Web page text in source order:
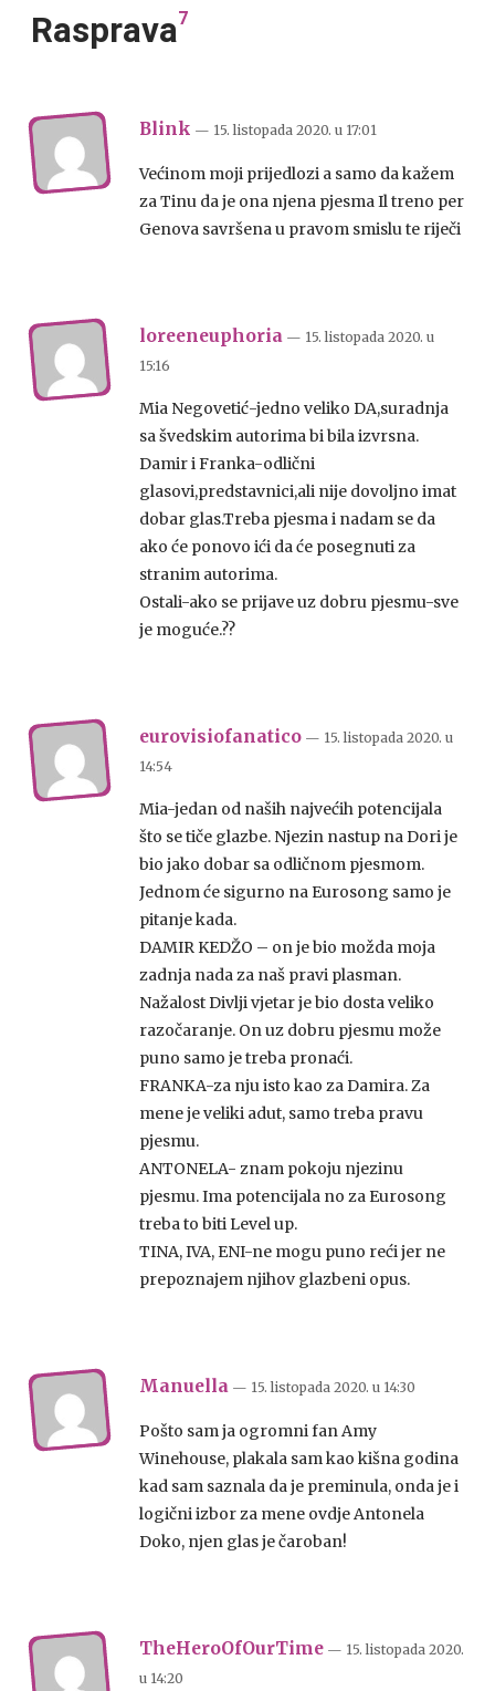
Rasprava7
Blink — 15. listopada 2020. u 17:01
Većinom moji prijedlozi a samo da kažem
za Tinu da je ona njena pjesma Il treno per
Genova savršena u pravom smislu te riječi
loreeneuphoria — 15. listopada 2020. u
15:16
Mia Negovetić-jedno veliko DA,suradnja
sa švedskim autorima bi bila izvrsna.
Damir i Franka-odlični
glasovi,predstavnici,ali nije dovoljno imat
dobar glas.Treba pjesma i nadam se da
ako će ponovo ići da će posegnuti za
stranim autorima.
Ostali-ako se prijave uz dobru pjesmu-sve
je moguće.??
eurovisiofanatico — 15. listopada 2020. u
14:54
Mia-jedan od naših najvećih potencijala
što se tiče glazbe. Njezin nastup na Dori je
bio jako dobar sa odličnom pjesmom.
Jednom će sigurno na Eurosong samo je
pitanje kada.
DAMIR KEDŽO – on je bio možda moja
zadnja nada za naš pravi plasman.
Nažalost Divlji vjetar je bio dosta veliko
razočaranje. On uz dobru pjesmu može
puno samo je treba pronaći.
FRANKA-za nju isto kao za Damira. Za
mene je veliki adut, samo treba pravu
pjesmu.
ANTONELA- znam pokoju njezinu
pjesmu. Ima potencijala no za Eurosong
treba to biti Level up.
TINA, IVA, ENI-ne mogu puno reći jer ne
prepoznajem njihov glazbeni opus.
Manuella — 15. listopada 2020. u 14:30
Pošto sam ja ogromni fan Amy
Winehouse, plakala sam kao kišna godina
kad sam saznala da je preminula, onda je i
logični izbor za mene ovdje Antonela
Doko, njen glas je čaroban!
TheHeroOfOurTime — 15. listopada 2020.
u 14:20